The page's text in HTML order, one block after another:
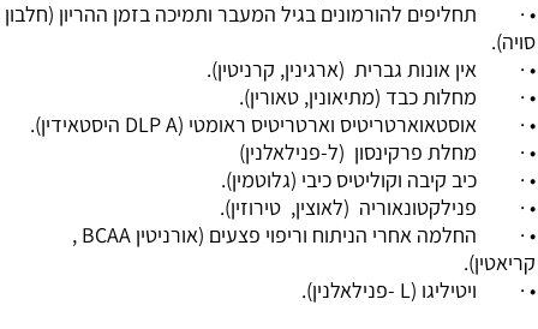
• · תחליפים להורמונים בגיל המעבר ותמיכה בזמן ההריון (חלבון
סויה).
• · אין אונות גברית (ארגינין, קרניטין).
• · מחלות כבד (מתיאונין, טאורין).
• · אוסטאוארטריטיס וארטריטיס ראומטי (DLP A היסטאידין).
• · מחלת פרקינסון (ל-פנילאלנין)
• · כיב קיבה וקוליטיס כיבי (גלוטמין).
• · פנילקטונאוריה (לאוצין, טירוזין).
• · החלמה אחרי הניתוח וריפוי פצעים (אורניטין BCAA ‏,
קריאטין).
• · ויטיליגו (L -פנילאלנין).